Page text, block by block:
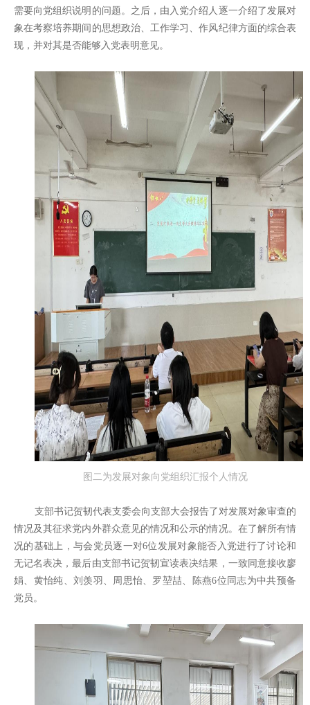
需要向党组织说明的问题。之后，由入党介绍人逐一介绍了发展对
象在考察培养期间的思想政治、工作学习、作风纪律方面的综合表
现，并对其是否能够入党表明意见。
图二为发展对象向党组织汇报个人情况
支部书记贺韧代表支委会向支部大会报告了对发展对象审查的
情况及其征求党内外群众意见的情况和公示的情况。在了解所有情
况的基础上，与会党员逐一对6位发展对象能否入党进行了讨论和
无记名表决，最后由支部书记贺韧宣读表决结果，一致同意接收廖
娟、黄怡纯、刘羡羽、周思怡、罗堃喆、陈燕6位同志为中共预备
党员。